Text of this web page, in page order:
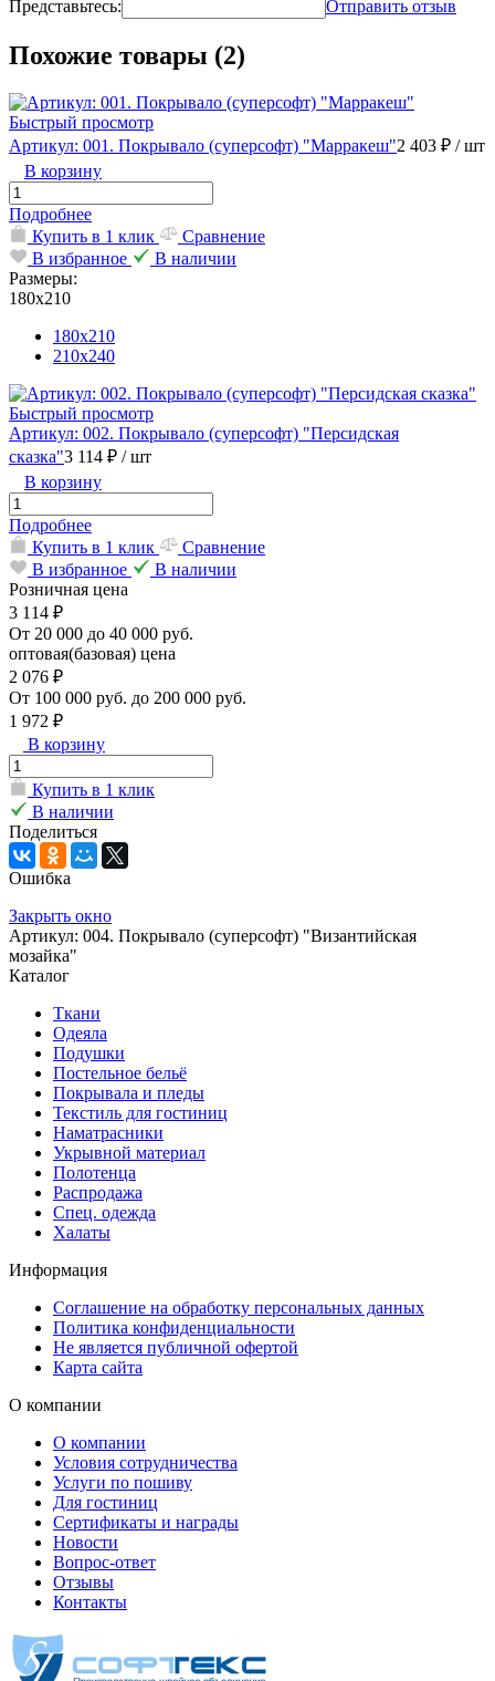
Представьтесь: Отправить отзыв
Похожие товары (2)
Быстрый просмотр
Артикул: 001. Покрывало (суперсофт) "Марракеш"2 403 ₽ / шт
В корзину
Подробнее
Купить в 1 клик
Сравнение
В избранное
В наличии
Размеры:
180х210
180х210
210х240
Быстрый просмотр
Артикул: 002. Покрывало (суперсофт) "Персидская
сказка"3 114 ₽ / шт
В корзину
Подробнее
Купить в 1 клик
Сравнение
В избранное
В наличии
Розничная цена
3 114 ₽
От 20 000 до 40 000 руб.
оптовая(базовая) цена
2 076 ₽
От 100 000 руб. до 200 000 руб.
1 972 ₽
В корзину
Купить в 1 клик
В наличии
Поделиться
Ошибка
Закрыть окно
Артикул: 004. Покрывало (суперсофт) "Византийская
мозайка"
Каталог
Ткани
Одеяла
Подушки
Постельное бельё
Покрывала и пледы
Текстиль для гостиниц
Наматрасники
Укрывной материал
Полотенца
Распродажа
Спец. одежда
Халаты
Информация
Соглашение на обработку персональных данных
Политика конфиденциальности
Не является публичной офертой
Карта сайта
О компании
О компании
Условия сотрудничества
Услуги по пошиву
Для гостиниц
Сертификаты и награды
Новости
Вопрос-ответ
Отзывы
Контакты